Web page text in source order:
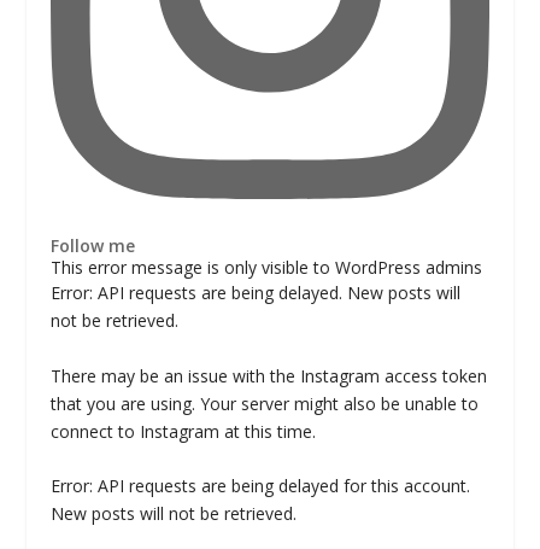
Follow me
This error message is only visible to WordPress admins
Error: API requests are being delayed. New posts will
not be retrieved.
There may be an issue with the Instagram access token
that you are using. Your server might also be unable to
connect to Instagram at this time.
Error: API requests are being delayed for this account.
New posts will not be retrieved.